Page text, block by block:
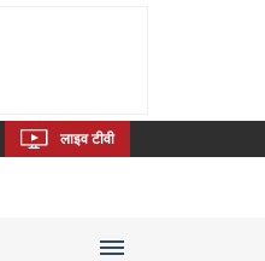
Malayalam
लाइव टीवी